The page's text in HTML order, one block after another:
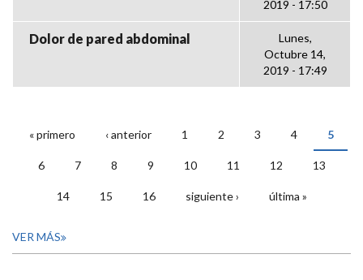
2019 - 17:50
Dolor de pared abdominal
Lunes,
Octubre 14,
2019 - 17:49
PÁGINAS
« primero ‹ anterior 1 2 3 4 5
6 7 8 9 10 11 12 13
14 15 16 siguiente › última »
VER MÁS